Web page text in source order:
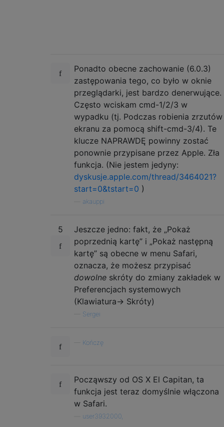
Ponadto obecne zachowanie (6.0.3)
zastępowania tego, co było w oknie
przeglądarki, jest bardzo denerwujące.
Często wciskam cmd-1/2/3 w
wypadku (tj. Podczas robienia zrzutów
ekranu za pomocą shift-cmd-3/4). Te
klucze NAPRAWDĘ powinny zostać
ponownie przypisane przez Apple. Zła
funkcja. (Nie jestem jedyny:
dyskusje.apple.com/thread/3464021?
start=0&tstart=0 )
akauppi
5
Jeszcze jedno: fakt, że „Pokaż
poprzednią kartę” i „Pokaż następną
kartę” są obecne w menu Safari,
oznacza, że ​​możesz przypisać
dowolne skróty do zmiany zakładek w
Preferencjach systemowych
(Klawiatura-> Skróty)
Sergei
Kończę
Począwszy od OS X El Capitan, ta
funkcja jest teraz domyślnie włączona
w Safari.
user3932000,